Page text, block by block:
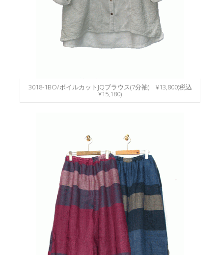
3018-1BO/ボイルカットJQブラウス(7分袖) ¥13,800(税込
¥15,180)